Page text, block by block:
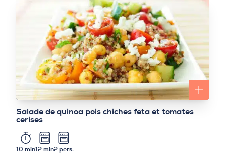
Salade de quinoa pois chiches feta et tomates
cerises
10 min12 min2 pers.